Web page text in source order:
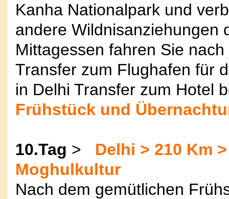
Kanha Nationalpark und
andere Wildnisanziehungen
Mittagessen fahren Sie
Transfer zum Flughafen für
in Delhi Transfer zum Hotel
Frühstück und
10.Tag > Delhi > 210 Km
Moghulkultur
Nach dem gemütlichen